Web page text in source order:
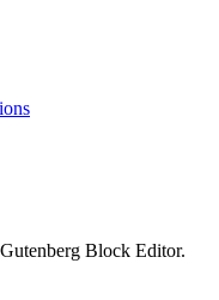
Block Editor.